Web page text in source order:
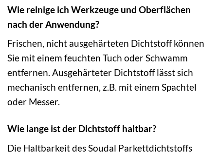
Wie reinige ich Werkzeuge und Oberflächen
nach der Anwendung?
Frischen, nicht ausgehärteten Dichtstoff können
Sie mit einem feuchten Tuch oder Schwamm
entfernen. Ausgehärteter Dichtstoff lässt sich
mechanisch entfernen, z.B. mit einem Spachtel
oder Messer.
Wie lange ist der Dichtstoff haltbar?
Die Haltbarkeit des Soudal Parkettdichtstoffs